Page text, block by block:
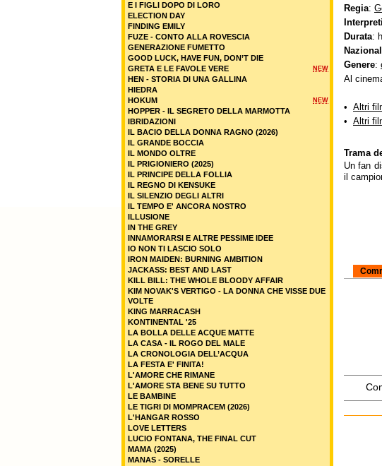
Regia:
Interpreti
Durata:
Genere:
Al
• Altri
• Altri
Trama
Un fan
il
E I FIGLI DOPO DI LORO
ELECTION DAY
FINDING EMILY
FUZE - CONTO ALLA ROVESCIA
GENERAZIONE FUMETTO
GOOD LUCK, HAVE FUN, DON’T DIE
NEW
GRETA E LE FAVOLE VERE
HEN - STORIA DI UNA GALLINA
HIEDRA
NEW
HOKUM
HOPPER - IL SEGRETO DELLA MARMOTTA
IBRIDAZIONI
IL BACIO DELLA DONNA RAGNO (2026)
IL GRANDE BOCCIA
IL MONDO OLTRE
IL PRIGIONIERO (2025)
IL PRINCIPE DELLA FOLLIA
IL REGNO DI KENSUKE
IL SILENZIO DEGLI ALTRI
IL TEMPO E' ANCORA NOSTRO
ILLUSIONE
IN THE GREY
INNAMORARSI E ALTRE PESSIME IDEE
IO NON TI LASCIO SOLO
IRON MAIDEN: BURNING AMBITION
JACKASS: BEST AND LAST
KILL BILL: THE WHOLE BLOODY AFFAIR
KIM NOVAK'S VERTIGO - LA DONNA CHE VISSE DUE
VOLTE
KING MARRACASH
KONTINENTAL '25
LA BOLLA DELLE ACQUE MATTE
LA CASA - IL ROGO DEL MALE
LA CRONOLOGIA DELL’ACQUA
LA FESTA E' FINITA!
L'AMORE CHE RIMANE
L'AMORE STA BENE SU TUTTO
LE BAMBINE
LE TIGRI DI MOMPRACEM (2026)
L'HANGAR ROSSO
LOVE LETTERS
LUCIO FONTANA, THE FINAL CUT
MAMA (2025)
MANAS - SORELLE